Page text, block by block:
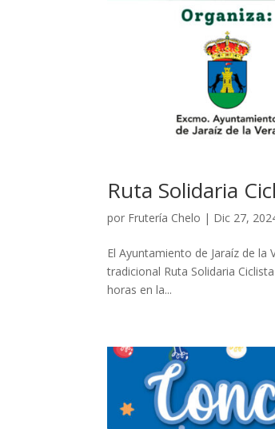
Ruta Solidaria
por Frutería Chelo | Dic 27,
El Ayuntamiento de Jaraíz de
tradicional Ruta Solidaria
horas en la...